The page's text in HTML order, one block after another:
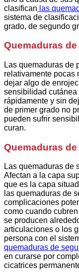
clasifican las
sistema de
grado, de segundo
Quemaduras
Las quemaduras de
relativamente pocas
dejar algo de
sensibilidad
rápidamente y sin
de primer grado no
pueden sufrir
curan.
Quemaduras
Las quemaduras de
Afectan a la capa
que es la capa
las quemaduras de
complicaciones
como cuando
se producen
articulaciones o los
persona con el
quemaduras de
en curarse por
cicatrices